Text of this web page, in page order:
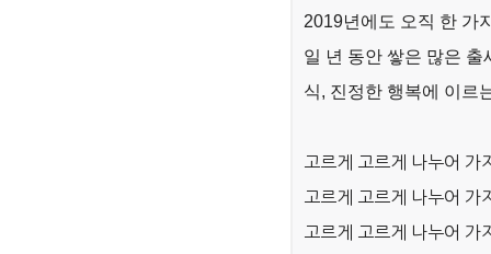
2019년에도 오직 한 가
일 년 동안 쌓은 많은
식, 진정한 행복에 이르
고르게 고르게 나누어
고르게 고르게 나누어
고르게 고르게 나누어